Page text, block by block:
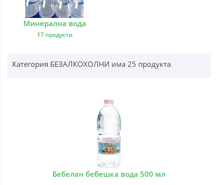
Минерална вода
17 продукти
Категория БЕЗАЛКОХОЛНИ има 25 продукта
Бебелан бебешка вода 500 мл